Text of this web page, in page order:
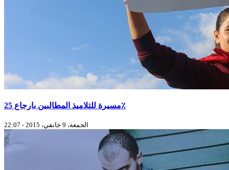
مسيرة للتلاميذ المطالبين بارجاع 25٪
الجمعة، 9 جانفي، 2015 - 22:07